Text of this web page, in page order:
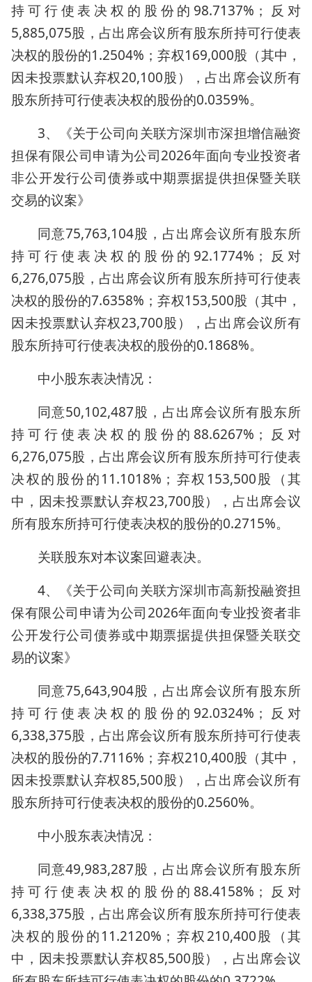
持可行使表决权的股份的98.7137%；反对
5,885,075股，占出席会议所有股东所持可行使表
决权的股份的1.2504%；弃权169,000股（其中，
因未投票默认弃权20,100股），占出席会议所有
股东所持可行使表决权的股份的0.0359%。
3、《关于公司向关联方深圳市深担增信融资
担保有限公司申请为公司2026年面向专业投资者
非公开发行公司债券或中期票据提供担保暨关联
交易的议案》
同意75,763,104股，占出席会议所有股东所
持可行使表决权的股份的92.1774%；反对
6,276,075股，占出席会议所有股东所持可行使表
决权的股份的7.6358%；弃权153,500股（其中，
因未投票默认弃权23,700股），占出席会议所有
股东所持可行使表决权的股份的0.1868%。
中小股东表决情况：
同意50,102,487股，占出席会议所有股东所
持可行使表决权的股份的88.6267%；反对
6,276,075股，占出席会议所有股东所持可行使表
决权的股份的11.1018%；弃权153,500股（其
中，因未投票默认弃权23,700股），占出席会议
所有股东所持可行使表决权的股份的0.2715%。
关联股东对本议案回避表决。
4、《关于公司向关联方深圳市高新投融资担
保有限公司申请为公司2026年面向专业投资者非
公开发行公司债券或中期票据提供担保暨关联交
易的议案》
同意75,643,904股，占出席会议所有股东所
持可行使表决权的股份的92.0324%；反对
6,338,375股，占出席会议所有股东所持可行使表
决权的股份的7.7116%；弃权210,400股（其中，
因未投票默认弃权85,500股），占出席会议所有
股东所持可行使表决权的股份的0.2560%。
中小股东表决情况：
同意49,983,287股，占出席会议所有股东所
持可行使表决权的股份的88.4158%；反对
6,338,375股，占出席会议所有股东所持可行使表
决权的股份的11.2120%；弃权210,400股（其
中，因未投票默认弃权85,500股），占出席会议